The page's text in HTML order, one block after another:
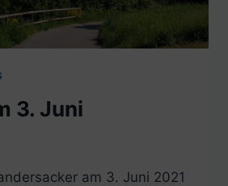
3. Juni
am 3. Juni 2021